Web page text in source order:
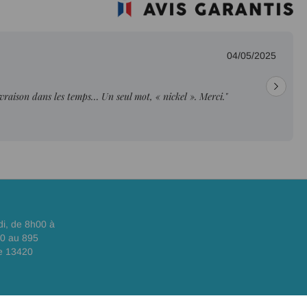
04/05/2025
dans les temps… Un seul mot, « nickel ». Merci."
de 8h00 à
au 895
13420